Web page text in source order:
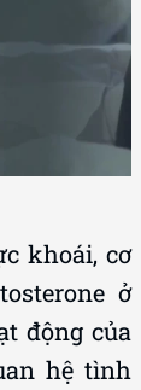
khoái, cơ
ở
động của
hệ tình